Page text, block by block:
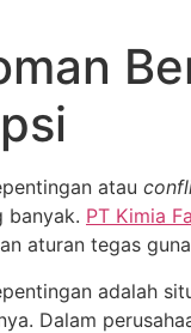
atau
banyak. PT Kimia
aturan tegas
adalah
Dalam